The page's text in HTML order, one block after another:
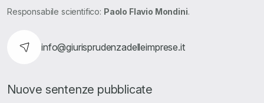
Responsabile scientifico: Paolo Flavio Mondini.
info@giurisprudenzadelleimprese.it
Nuove sentenze pubblicate